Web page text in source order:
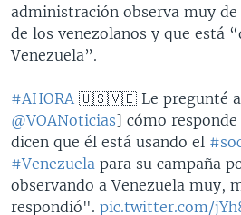
administración observa muy
de los venezolanos y que está
Venezuela”.
#AHORA 🇺🇸🇻🇪 Le pregunté a
@VOANoticias] cómo
dicen que él está usando el
#Venezuela para su campaña
observando a Venezuela muy,
respondió". pic.twitter.com/